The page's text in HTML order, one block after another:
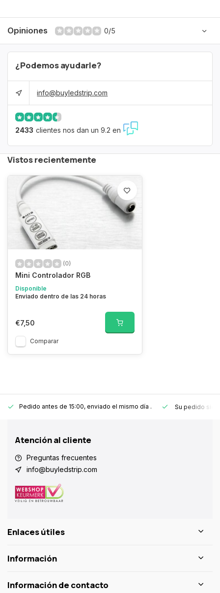
Opiniones 0/5
¿Podemos ayudarle?
info@buyledstrip.com
2433 clientes nos dan un 9.2 en
Vistos recientemente
(0)
Mini Controlador RGB
Disponible
Enviado dentro de las 24 horas
€7,50
Comparar
Pedido antes de 15:00, enviado el mismo día . Su pedido
Atención al cliente
Preguntas frecuentes
info@buyledstrip.com
Enlaces útiles
Información
Información de contacto